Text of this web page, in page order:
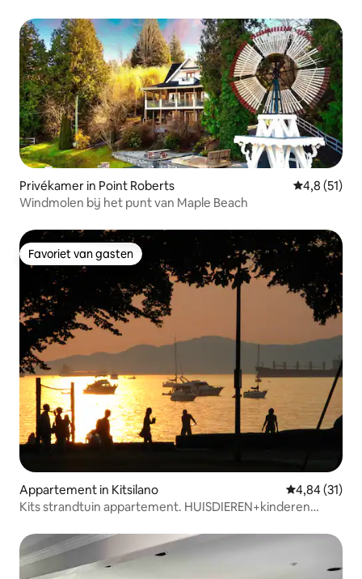
Privékamer in Point Roberts
4,8 (51)
Windmolen bij het punt van Maple Beach
Favoriet van gasten
Favoriet van gasten
Appartement in Kitsilano Gemiddelde
4,84 (31)
Kits strandtuin appartement. HUISDIEREN+kinderen